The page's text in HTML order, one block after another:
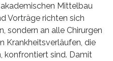
Mittelbau
Vorträge richten sich
sondern an alle Chirurgen
Krankheitsverläufen, die
konfrontiert sind. Damit